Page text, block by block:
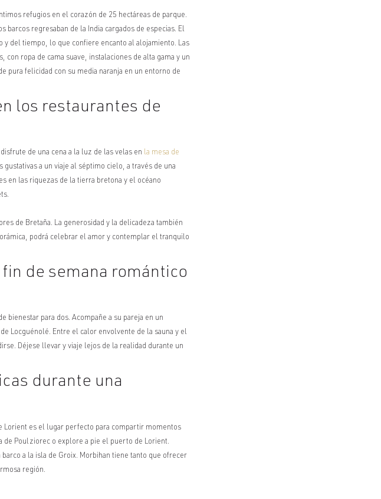
refugios en el corazón de 25 hectáreas de parque.
barcos regresaban de la India cargados de especias. El
y del tiempo, lo que confiere encanto al alojamiento. Las
ropa de cama suave, instalaciones de alta gama y un
pura felicidad con su media naranja en un entorno de
los restaurantes de
de una cena a la luz de las velas en la mesa de
a un viaje al séptimo cielo, a través de una
en las riquezas de la tierra bretona y el océano
de Bretaña. La generosidad y la delicadeza también
podrá celebrar el amor y contemplar el tranquilo
fin de semana romántico
bienestar para dos. Acompañe a su pareja en un
Locguénolé. Entre el calor envolvente de la sauna y el
Déjese llevar y viaje lejos de la realidad durante un
durante una
Lorient es el lugar perfecto para compartir momentos
de Poulziorec o explore a pie el puerto de Lorient.
a la isla de Groix. Morbihan tiene tanto que ofrecer
región.